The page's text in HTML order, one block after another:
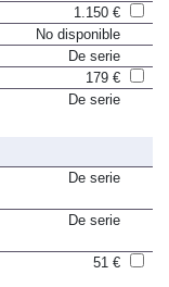
1.150 €
No disponible
De serie
179 €
De serie
De serie
De serie
51 €